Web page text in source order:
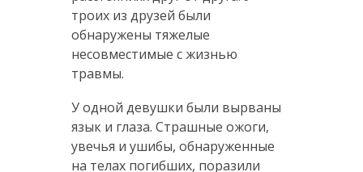
троих из друзей были
обнаружены тяжелые
несовместимые с жизнью
травмы.
У одной девушки были вырваны
язык и глаза. Страшные ожоги,
увечья и ушибы, обнаруженные
на телах погибших, поразили